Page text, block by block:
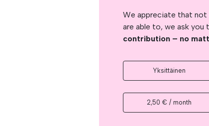
We appreciate that
are able to, we ask you
contribution – no
Yksittäinen
2,50 € / month